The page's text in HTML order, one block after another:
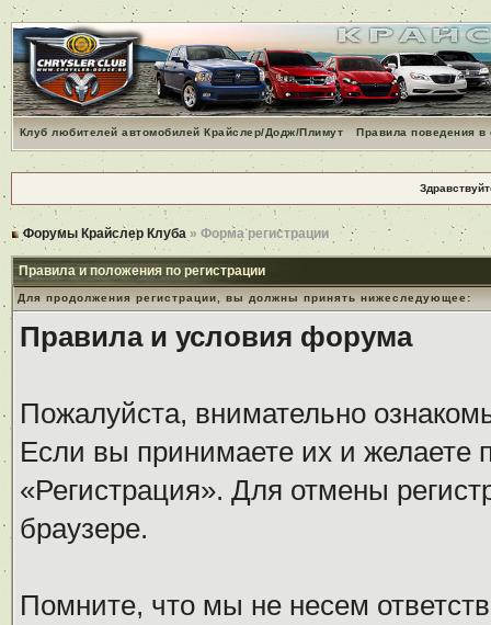
Клуб любителей автомобилей Крайслер/Додж/Плимут Правила поведения
Форумы Крайслер Клуба » Форма регистрации
Правила и положения по регистрации
Для продолжения регистрации, вы должны принять нижеследующее:
Правила и условия форума
Пожалуйста, внимательно
Если вы принимаете их и желаете
«Регистрация». Для отмены
браузере.
Помните, что мы не несем